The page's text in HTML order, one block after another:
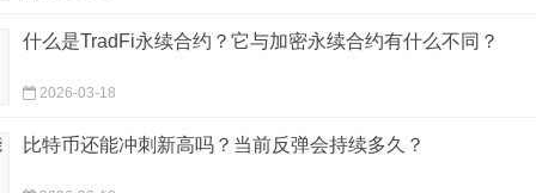
什么是TradFi永续合约？它与加密永续合约有什么不同？
2026-03-18
比特币还能冲刺新高吗？当前反弹会持续多久？